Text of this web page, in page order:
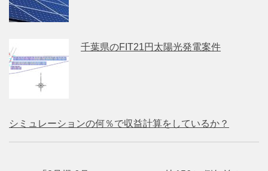
千葉県のFIT21円太陽光発電案件
シミュレーションの何％で収益計算をしているか？